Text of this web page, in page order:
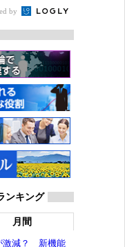
by
ンキング
月間
激減？ 新機能